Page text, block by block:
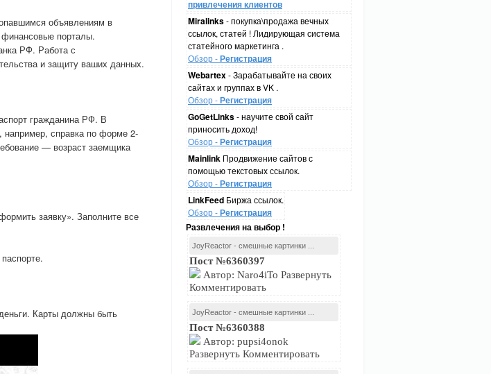
привлечения клиентов
Miralinks- покупка\продажа вечных
ссылок, статей ! Лидирующая система
статейного маркетинга .
Обзор -Регистрация
Webartex- Зарабатывайте на своих
сайтах и группах в VK .
Обзор -Регистрация
GoGetLinks- научите свой сайт
приносить доход!
Обзор -Регистрация
Mainlink Продвижение сайтов с
помощью текстовых ссылок.
Обзор -Регистрация
LinkFeed Биржа ссылок.
Обзор -Регистрация
Развлечения на выбор !
JoyReactor - смешные картинки ...
Пост №6360397
Автор: Naro4iTo Развернуть
Комментировать
JoyReactor - смешные картинки ...
Пост №6360388
Автор: pupsi4onok
Развернуть Комментировать
объявлениям в
финансовые порталы.
РФ. Работа с
и защиту ваших данных.
гражданина РФ. В
например, справка по форме 2-
— возраст заемщика
заявку». Заполните все
Карты должны быть